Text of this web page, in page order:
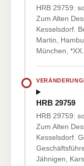
HRB 29759:
Zum Alten
Kesselsdorf.
Martin,
München,
HRB 29759
HRB 29759:
Zum Alten
Kesselsdorf.
Jähnigen,